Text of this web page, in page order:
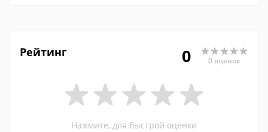
Рейтинг 0 0 оценок
Нажмите, для быстрой оценки